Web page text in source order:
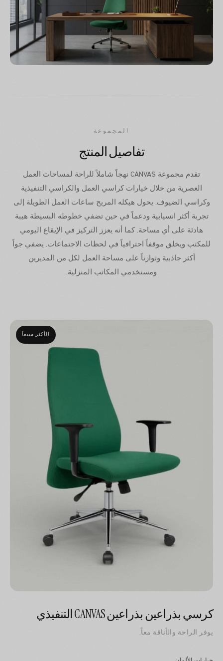
المجموعة
تفاصيل المنتج
تقدم مجموعة CANVAS نهجاً شاملاً للراحة لمساحات العمل
العصرية من خلال خيارات كراسي العمل والكراسي التنفيذية
وكراسي الضيوف. يحول هيكله المريح ساعات العمل الطويلة إلى
تجربة أكثر انسيابية ودعماً في حين تضفي خطوطه البسيطة هيبة
هادئة على أي مساحة. كما أنه يعزز التركيز في الإيقاع اليومي
للمكتب ويخلق موقفاً احترافياً في لحظات الاجتماعات. يضفي جواً
أكثر جاذبية وتوازناً على مساحة العمل لكل من المديرين
ومستخدمي المكاتب المنزلية.
الأكثر مبيعاً
كرسي بذراعين بذراعين CANVAS التنفيذي
يوفر الراحة والأناقة معاً.